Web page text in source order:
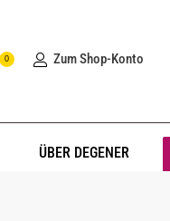
0 Zum Shop-Konto
ÜBER DEGENER